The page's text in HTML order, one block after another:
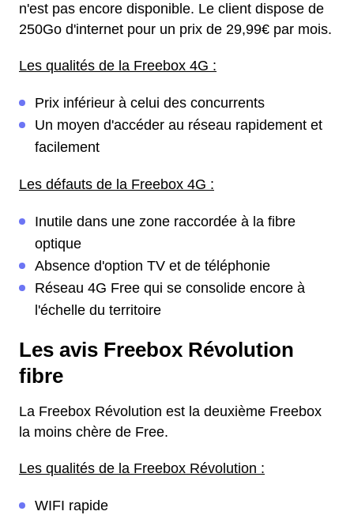
n'est pas encore disponible. Le client dispose de
250Go d'internet pour un prix de 29,99€ par mois.
Les qualités de la Freebox 4G :
Prix inférieur à celui des concurrents
Un moyen d'accéder au réseau rapidement et
facilement
Les défauts de la Freebox 4G :
Inutile dans une zone raccordée à la fibre
optique
Absence d'option TV et de téléphonie
Réseau 4G Free qui se consolide encore à
l'échelle du territoire
Les avis Freebox Révolution
fibre
La Freebox Révolution est la deuxième Freebox
la moins chère de Free.
Les qualités de la Freebox Révolution :
WIFI rapide